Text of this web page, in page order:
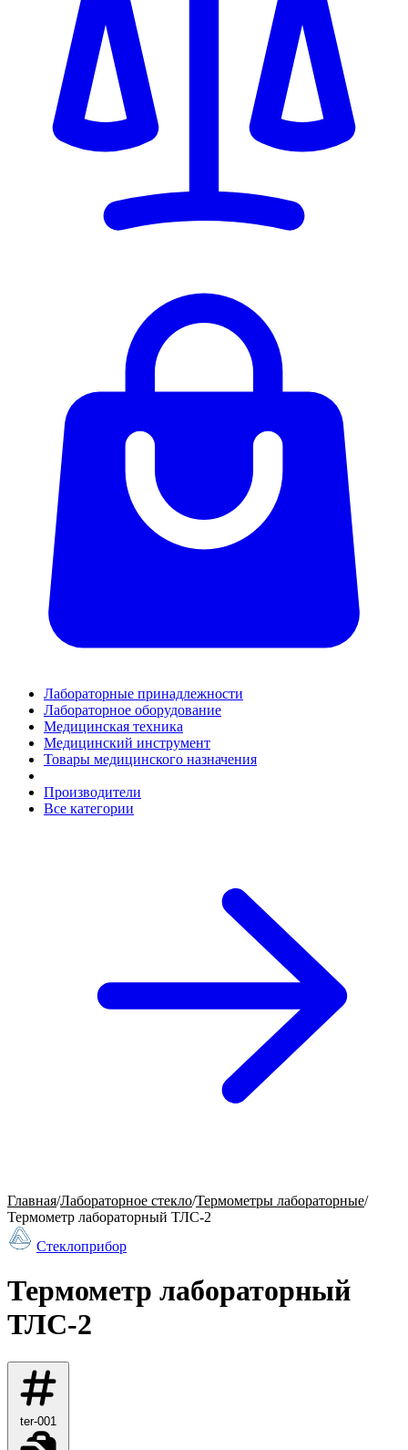
Лабораторные принадлежности
Лабораторное оборудование
Медицинская техника
Медицинский инструмент
Товары медицинского назначения
Производители
Все категории
Главная/Лабораторное стекло/Термометры лабораторные/
Термометр лабораторный ТЛС-2
Стеклоприбор
Термометр лабораторный
ТЛС-2
ter-001